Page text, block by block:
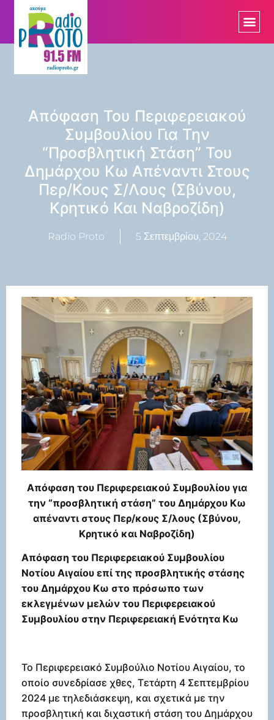
Απόφαση Του Περιφερειακού
Συμβουλίου Για Την
“προσβλητική Στάση” Του
Δημάρχου Κω Απέναντι Στους
Περ/κους Σ/λους (Σβύνου,
Κρητικό Και Ναβροζίδη)
Radio Proto 5 Σεπτεμβρίου, 2024
Απόφαση του Περιφερειακού Συμβουλίου για
την “προσβλητική στάση” του Δημάρχου Κω
απέναντι στους Περ/κους Σ/λους (Σβύνου,
Κρητικό και Ναβροζίδη)
Απόφαση του Περιφερειακού Συμβουλίου
Νοτίου Αιγαίου επί της προσβλητικής στάσης
του Δημάρχου Κω στο πρόσωπο των
εκλεγμένων μελών του Περιφερειακού
Συμβουλίου στην Περιφερειακή Ενότητα Κω
Το Περιφερειακό Συμβούλιο Νοτίου Αιγαίου, το
οποίο συνεδρίασε χθες, Τετάρτη 4 Σεπτεμβρίου
2024 με τηλεδιάσκεψη, και σχετικά με την
προσβλητική και διχαστική στάση του Δημάρχου